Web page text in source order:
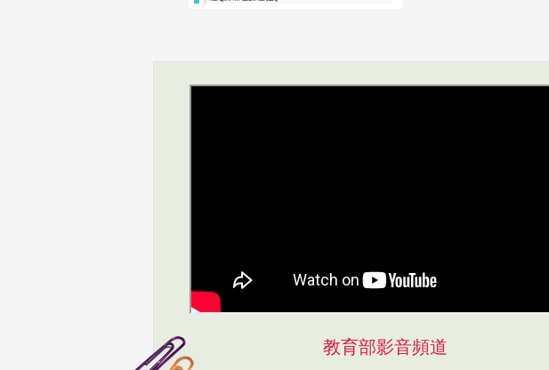
教育部影音頻道